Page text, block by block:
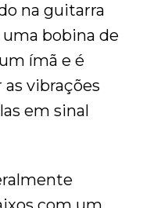
na guitarra
bobina de
ímã e é
vibrações
em sinal